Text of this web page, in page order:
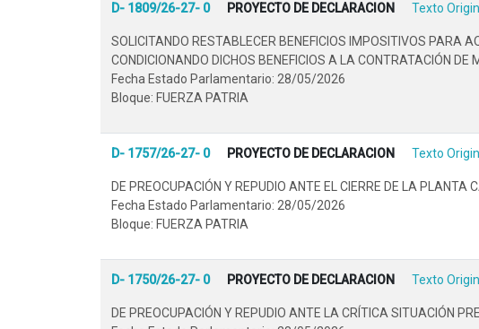
D- 1809/26-27- 0 PROYECTO DE DECLARACION Texto
SOLICITANDO RESTABLECER BENEFICIOS IMPOSITIVOS PARA
CONDICIONANDO DICHOS BENEFICIOS A LA CONTRATACIÓN
Fecha Estado Parlamentario: 28/05/2026
Bloque: FUERZA PATRIA
D- 1757/26-27- 0 PROYECTO DE DECLARACION Texto
DE PREOCUPACIÓN Y REPUDIO ANTE EL CIERRE DE LA
Fecha Estado Parlamentario: 28/05/2026
Bloque: FUERZA PATRIA
D- 1750/26-27- 0 PROYECTO DE DECLARACION Texto
DE PREOCUPACIÓN Y REPUDIO ANTE LA CRÍTICA SITUACIÓN